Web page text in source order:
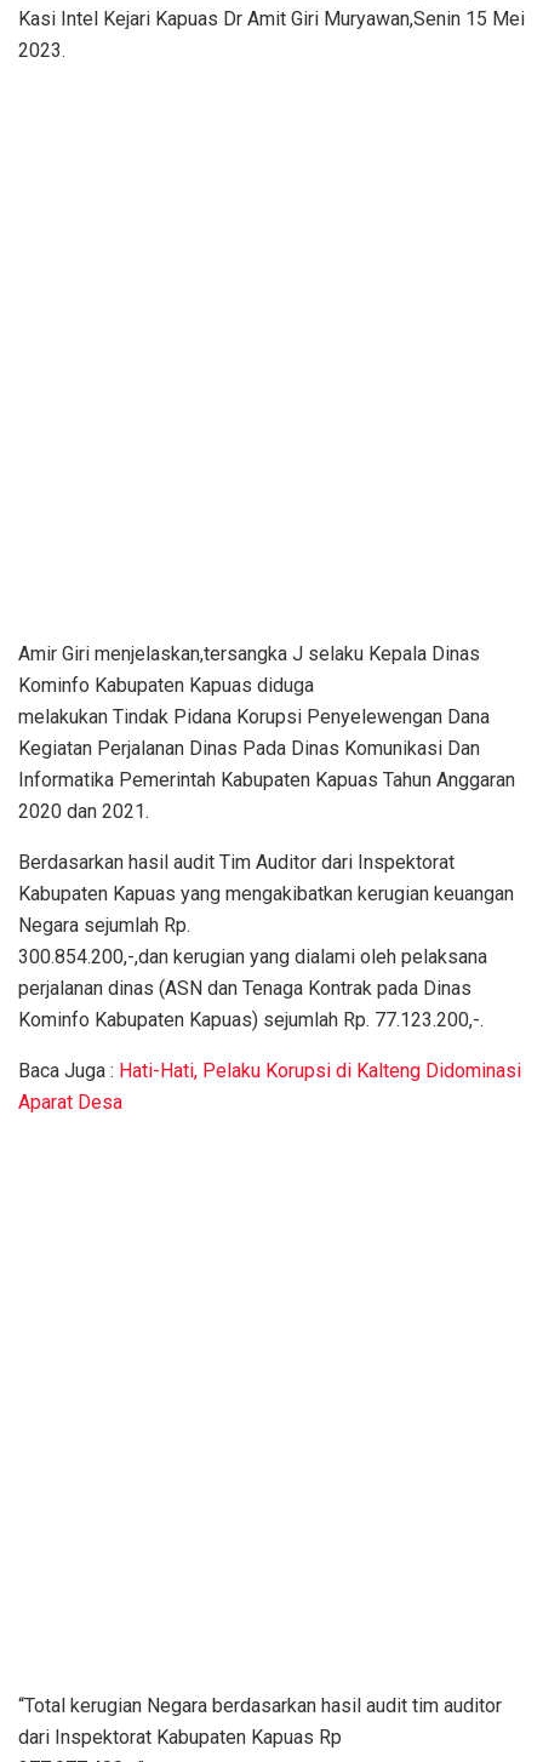
Kasi Intel Kejari Kapuas Dr Amit Giri Muryawan,Senin 15 Mei
2023.
Amir Giri menjelaskan,tersangka J selaku Kepala Dinas
Kominfo Kabupaten Kapuas diduga
melakukan Tindak Pidana Korupsi Penyelewengan Dana
Kegiatan Perjalanan Dinas Pada Dinas Komunikasi Dan
Informatika Pemerintah Kabupaten Kapuas Tahun Anggaran
2020 dan 2021.
Berdasarkan hasil audit Tim Auditor dari Inspektorat
Kabupaten Kapuas yang mengakibatkan kerugian keuangan
Negara sejumlah Rp.
300.854.200,-,dan kerugian yang dialami oleh pelaksana
perjalanan dinas (ASN dan Tenaga Kontrak pada Dinas
Kominfo Kabupaten Kapuas) sejumlah Rp. 77.123.200,-.
Baca Juga : Hati-Hati, Pelaku Korupsi di Kalteng Didominasi
Aparat Desa
“Total kerugian Negara berdasarkan hasil audit tim auditor
dari Inspektorat Kabupaten Kapuas Rp